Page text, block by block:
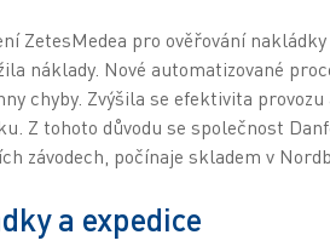
ZetesMedea pro ověřování
náklady. Nové automatizované
chyby. Zvýšila se efektivita
Z tohoto důvodu se společnost
závodech, počínaje skladem v
a expedice